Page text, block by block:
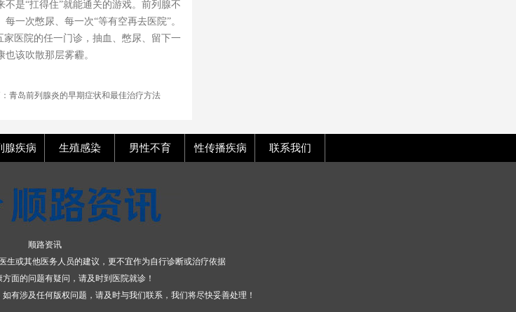
是“扛得住”就能通关的游戏。前列腺不
一次憋尿、每一次“等有空再去医院”。
医院的任一门诊，抽血、憋尿、留下一
该吹散那层雾霾。
青岛前列腺炎的早期症状和最佳治疗方法
腺疾病 生殖感染 男性不育 性传播疾病 联系我们
顺路资讯
生或其他医务人员的建议，更不宜作为自行诊断或治疗依据
面的问题有疑问，请及时到医院就诊！
有涉及任何版权问题，请及时与我们联系，我们将尽快妥善处理！